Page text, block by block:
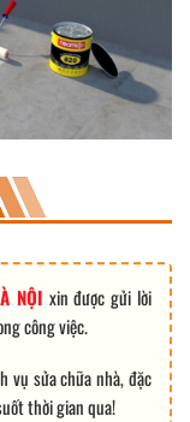
NỘI xin được gửi lời
công việc.
vụ sửa chữa nhà, đặc
thời gian qua!